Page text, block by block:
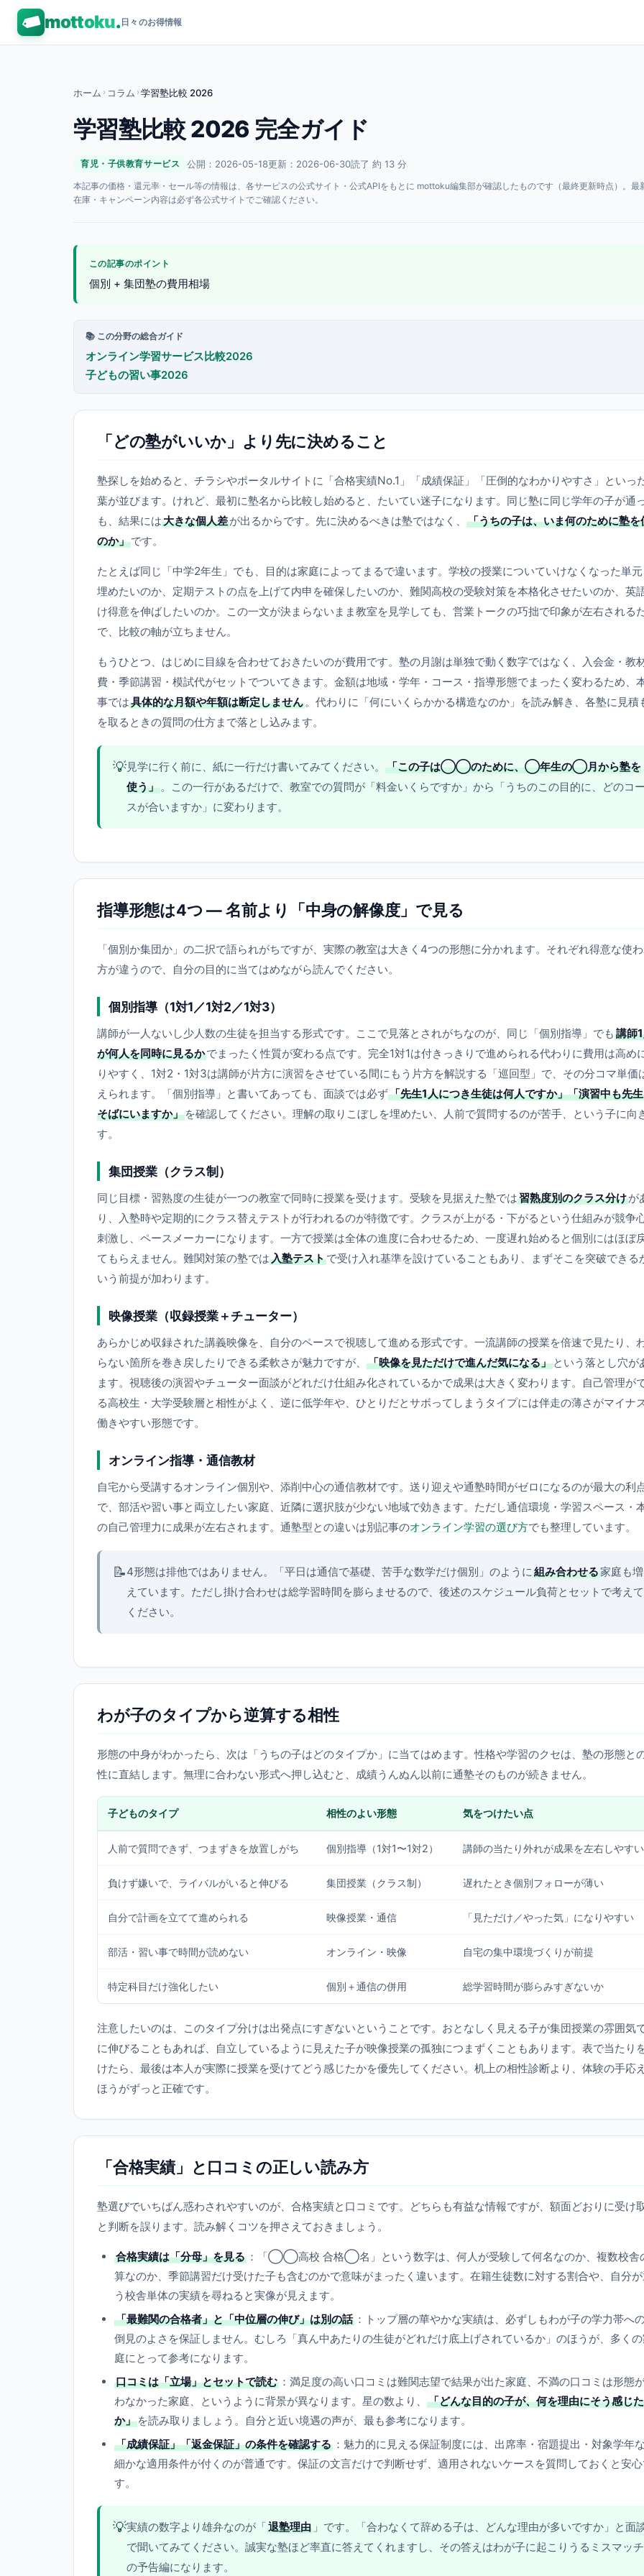
mottoku.日々のお得情報
ホーム › コラム › 学習塾比較 2026
学習塾比較 2026 完全ガイド
育児・子供教育サービス 公開：2026-05-18更新：2026-06-30読了 約 13 分
本記事の価格・還元率・セール等の情報は、各サービスの公式サイト・公式APIをもとに mottoku編集部が確認したものです（最終更新時点）。最
在庫・キャンペーン内容は必ず各公式サイトでご確認ください。
この記事のポイント
個別 + 集団塾の費用相場
📚 この分野の総合ガイド
オンライン学習サービス比較2026
子どもの習い事2026
「どの塾がいいか」より先に決めること
塾探しを始めると、チラシやポータルサイトに「合格実績No.1」「成績保証」「圧倒的なわかりやすさ」といっ
葉が並びます。けれど、最初に塾名から比較し始めると、たいてい迷子になります。同じ塾に同じ学年の子が通
も、結果には大きな個人差が出るからです。先に決めるべきは塾ではなく、
「うちの子は、いま何のために塾を
のか」です。
たとえば同じ「中学2年生」でも、目的は家庭によってまるで違います。学校の授業についていけなくなった単
埋めたいのか、定期テストの点を上げて内申を確保したいのか、難関高校の受験対策を本格化させたいのか、英
け得意を伸ばしたいのか。この一文が決まらないまま教室を見学しても、営業トークの巧拙で印象が左右される
で、比較の軸が立ちません。
もうひとつ、はじめに目線を合わせておきたいのが費用です。塾の月謝は単独で動く数字ではなく、入会金・教
費・季節講習・模試代がセットでついてきます。金額は地域・学年・コース・指導形態でまったく変わるため、
事では具体的な月額や年額は断定しません。代わりに「何にいくらかかる構造なのか」を読み解き、各塾に見積
を取るときの質問の仕方まで落とし込みます。
💡見学に行く前に、紙に一行だけ書いてみてください。
「この子は◯◯のために、◯年生の◯月から塾を
使う」。この一行があるだけで、教室での質問が「料金いくらですか」から「うちのこの目的に、どのコ
スが合いますか」に変わります。
指導形態は4つ — 名前より「中身の解像度」で見る
「個別か集団か」の二択で語られがちですが、実際の教室は大きく4つの形態に分かれます。それぞれ得意な使
方が違うので、自分の目的に当てはめながら読んでください。
個別指導（1対1／1対2／1対3）
講師が一人ないし少人数の生徒を担当する形式です。ここで見落とされがちなのが、同じ「個別指導」でも 講師
が何人を同時に見るかでまったく性質が変わる点です。完全1対1は付きっきりで進められる代わりに費用は高め
りやすく、1対2・1対3は講師が片方に演習をさせている間にもう片方を解説する「巡回型」で、その分コマ単価
えられます。「個別指導」と書いてあっても、面談では必ず「先生1人につき生徒は何人ですか」「演習中も先
そばにいますか」 を確認してください。理解の取りこぼしを埋めたい、人前で質問するのが苦手、という子に向
す。
集団授業（クラス制）
同じ目標・習熟度の生徒が一つの教室で同時に授業を受けます。受験を見据えた塾では習熟度別のクラス分けが
り、入塾時や定期的にクラス替えテストが行われるのが特徴です。クラスが上がる・下がるという仕組みが競争
刺激し、ペースメーカーになります。一方で授業は全体の進度に合わせるため、一度遅れ始めると個別にはほぼ
てもらえません。難関対策の塾では入塾テストで受け入れ基準を設けていることもあり、まずそこを突破できる
いう前提が加わります。
映像授業（収録授業＋チューター）
あらかじめ収録された講義映像を、自分のペースで視聴して進める形式です。一流講師の授業を倍速で見たり、
らない箇所を巻き戻したりできる柔軟さが魅力ですが、
「映像を見ただけで進んだ気になる」 という落とし穴が
ます。視聴後の演習やチューター面談がどれだけ仕組み化されているかで成果は大きく変わります。自己管理が
る高校生・大学受験層と相性がよく、逆に低学年や、ひとりだとサボってしまうタイプには伴走の薄さがマイナ
働きやすい形態です。
オンライン指導・通信教材
自宅から受講するオンライン個別や、添削中心の通信教材です。送り迎えや通塾時間がゼロになるのが最大の利
で、部活や習い事と両立したい家庭、近隣に選択肢が少ない地域で効きます。ただし通信環境・学習スペース・
の自己管理力に成果が左右されます。通塾型との違いは別記事のオンライン学習の選び方でも整理しています。
📝4形態は排他ではありません。「平日は通信で基礎、苦手な数学だけ個別」のように組み合わせる家庭も増
えています。ただし掛け合わせは総学習時間を膨らませるので、後述のスケジュール負荷とセットで考えて
ください。
わが子のタイプから逆算する相性
形態の中身がわかったら、次は「うちの子はどのタイプか」に当てはめます。性格や学習のクセは、塾の形態と
性に直結します。無理に合わない形式へ押し込むと、成績うんぬん以前に通塾そのものが続きません。
子どものタイプ 相性のよい形態 気をつけたい点
人前で質問できず、つまずきを放置しがち 個別指導（1対1〜1対2） 講師の当たり外れが成果を左右しやすい
負けず嫌いで、ライバルがいると伸びる 集団授業（クラス制） 遅れたとき個別フォローが薄い
自分で計画を立てて進められる 映像授業・通信 「見ただけ／やった気」になりやすい
部活・習い事で時間が読めない オンライン・映像 自宅の集中環境づくりが前提
特定科目だけ強化したい 個別＋通信の併用 総学習時間が膨らみすぎないか
注意したいのは、このタイプ分けは出発点にすぎないということです。おとなしく見える子が集団授業の雰囲気
に伸びることもあれば、自立しているように見えた子が映像授業の孤独につまずくこともあります。表で当たり
けたら、最後は本人が実際に授業を受けてどう感じたかを優先してください。机上の相性診断より、体験の手応
ほうがずっと正確です。
「合格実績」と口コミの正しい読み方
塾選びでいちばん惑わされやすいのが、合格実績と口コミです。どちらも有益な情報ですが、額面どおりに受け
と判断を誤ります。読み解くコツを押さえておきましょう。
合格実績は「分母」を見る ：「◯◯高校 合格◯名」という数字は、何人が受験して何名なのか、複数校舎
算なのか、季節講習だけ受けた子も含むのかで意味がまったく違います。在籍生徒数に対する割合や、自分
う校舎単体の実績を尋ねると実像が見えます。
「最難関の合格者」と「中位層の伸び」は別の話 ：トップ層の華やかな実績は、必ずしもわが子の学力帯へ
倒見のよさを保証しません。むしろ「真ん中あたりの生徒がどれだけ底上げされているか」のほうが、多く
庭にとって参考になります。
口コミは「立場」とセットで読む ：満足度の高い口コミは難関志望で結果が出た家庭、不満の口コミは形態
わなかった家庭、というように背景が異なります。星の数より、
「どんな目的の子が、何を理由にそう感じた
か」 を読み取りましょう。自分と近い境遇の声が、最も参考になります。
「成績保証」「返金保証」の条件を確認する ：魅力的に見える保証制度には、出席率・宿題提出・対象学年
細かな適用条件が付くのが普通です。保証の文言だけで判断せず、適用されないケースを質問しておくと安
す。
💡実績の数字より雄弁なのが「退塾理由 」です。「合わなくて辞める子は、どんな理由が多いですか」と面
で聞いてみてください。誠実な塾ほど率直に答えてくれますし、その答えはわが子に起こりうるミスマッチ
の予告編になります。